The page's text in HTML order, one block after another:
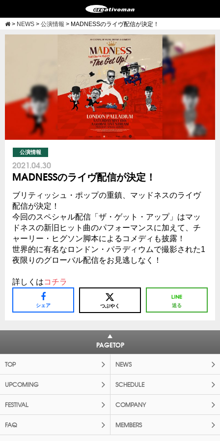
> NEWS > 公演情報 > MADNESSのライヴ配信が決定！
公演情報
2021.04.30
MADNESSのライヴ配信が決定！
ブリティッシュ・ポップの重鎮、マッドネスのライヴ
配信が決定！
今回のスペシャル配信「ザ・ゲット・アップ」はマッ
ドネスの新旧ヒット曲のパフォーマンスに加えて、チ
ャーリー・ヒグソン脚本によるコメディも披露！
世界的に有名なロンドン・パラディウムで撮影された1
夜限りのグローバル配信をお見逃しなく！
詳しくはコチラ
シェア つぶやく 送る
PAGETOP
TOP NEWS
UPCOMING SCHEDULE
FESTIVAL COMPANY
FAQ MEMBERS